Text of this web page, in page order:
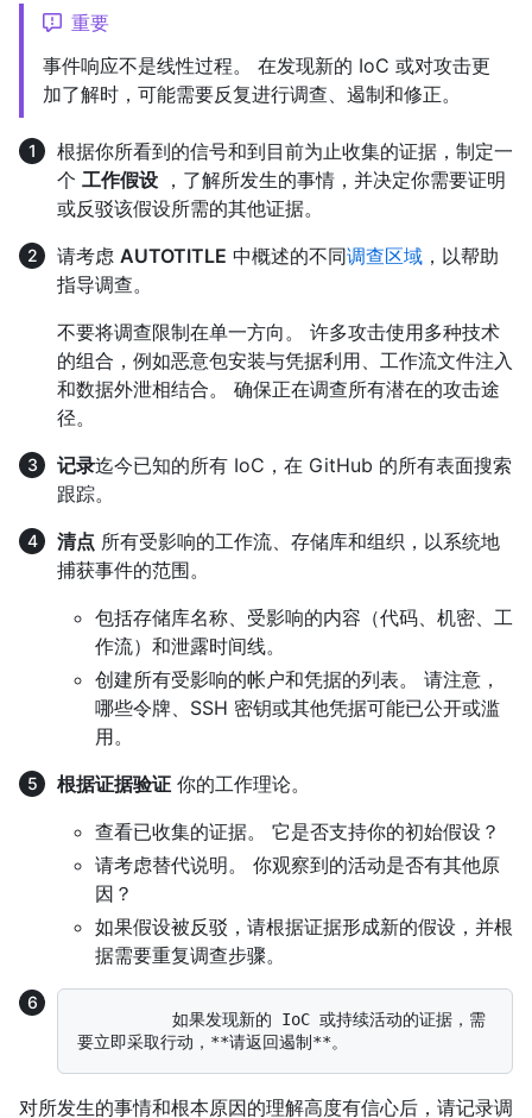
重要
事件响应不是线性过程。 在发现新的 IoC 或对攻击更
加了解时，可能需要反复进行调查、遏制和修正。
根据你所看到的信号和到目前为止收集的证据，制定一
个 工作假设 ，了解所发生的事情，并决定你需要证明
或反驳该假设所需的其他证据。
请考虑 AUTOTITLE 中概述的不同调查区域 ，以帮助
指导调查。
不要将调查限制在单一方向。 许多攻击使用多种技术
的组合，例如恶意包安装与凭据利用、工作流文件注入
和数据外泄相结合。 确保正在调查所有潜在的攻击途
径。
记录迄今已知的所有 IoC，在 GitHub 的所有表面搜索
跟踪。
清点 所有受影响的工作流、存储库和组织，以系统地
捕获事件的范围。
包括存储库名称、受影响的内容（代码、机密、工
作流）和泄露时间线。
创建所有受影响的帐户和凭据的列表。 请注意，
哪些令牌、SSH 密钥或其他凭据可能已公开或滥
用。
根据证据验证 你的工作理论。
查看已收集的证据。 它是否支持你的初始假设？
请考虑替代说明。 你观察到的活动是否有其他原
因？
如果假设被反驳，请根据证据形成新的假设，并根
据需要重复调查步骤。
对所发生的事情和根本原因的理解高度有信心后，请记录调